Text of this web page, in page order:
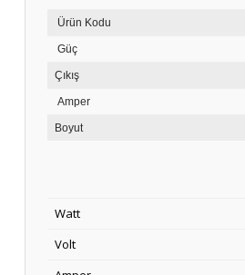
Ürün Kodu
Güç
Çıkış
Amper
Boyut
Watt
Volt